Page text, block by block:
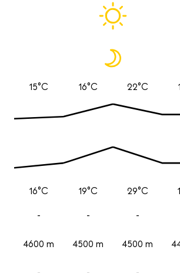
15°C
16°C
-
4600 m
16°C
19°C
-
4500 m
22°C
29°C
-
4500 m